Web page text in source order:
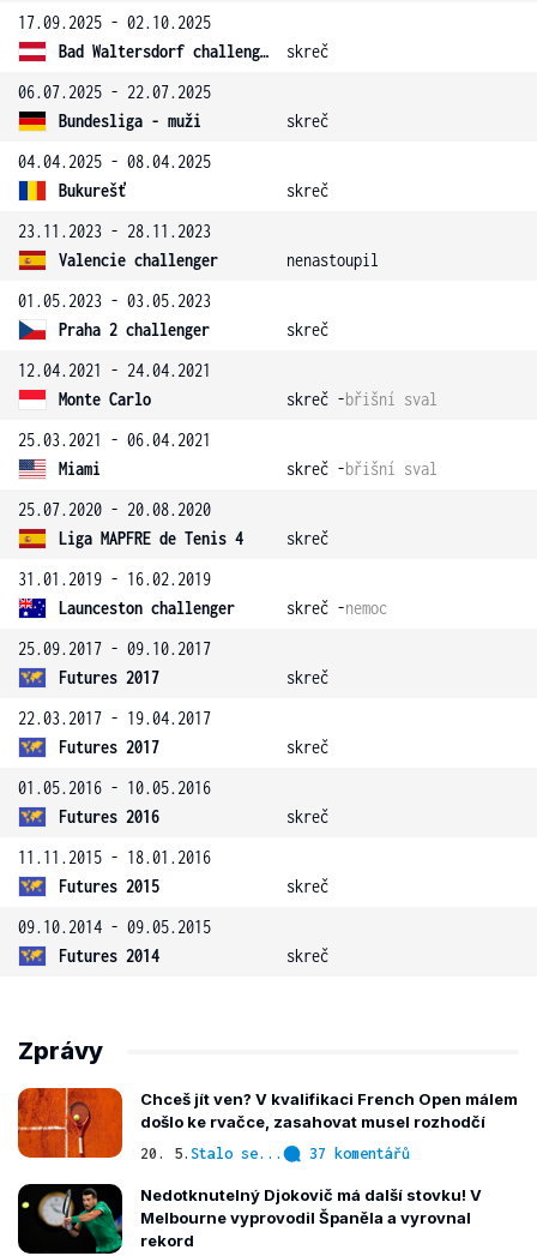
17.09.2025 - 02.10.2025
Bad Waltersdorf challenger
skreč
06.07.2025 - 22.07.2025
Bundesliga - muži
skreč
04.04.2025 - 08.04.2025
Bukurešť
skreč
23.11.2023 - 28.11.2023
Valencie challenger
nenastoupil
01.05.2023 - 03.05.2023
Praha 2 challenger
skreč
12.04.2021 - 24.04.2021
Monte Carlo
skreč -břišní sval
25.03.2021 - 06.04.2021
Miami
skreč -břišní sval
25.07.2020 - 20.08.2020
Liga MAPFRE de Tenis 4
skreč
31.01.2019 - 16.02.2019
Launceston challenger
skreč -nemoc
25.09.2017 - 09.10.2017
Futures 2017
skreč
22.03.2017 - 19.04.2017
Futures 2017
skreč
01.05.2016 - 10.05.2016
Futures 2016
skreč
11.11.2015 - 18.01.2016
Futures 2015
skreč
09.10.2014 - 09.05.2015
Futures 2014
skreč
Zprávy
Chceš jít ven? V kvalifikaci French Open málem
došlo ke rvačce, zasahovat musel rozhodčí
20. 5. Stalo se... 37 komentářů
Nedotknutelný Djokovič má další stovku! V
Melbourne vyprovodil Španěla a vyrovnal
rekord